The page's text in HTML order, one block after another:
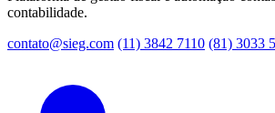
contabilidade.
contato@sieg.com (11) 3842 7110 (81) 3033